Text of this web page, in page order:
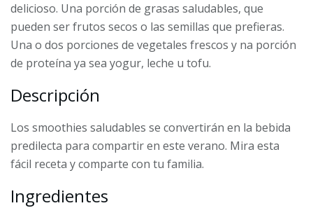
delicioso. Una porción de grasas saludables, que
pueden ser frutos secos o las semillas que prefieras.
Una o dos porciones de vegetales frescos y na porción
de proteína ya sea yogur, leche u tofu.
Descripción
Los smoothies saludables se convertirán en la bebida
predilecta para compartir en este verano. Mira esta
fácil receta y comparte con tu familia.
Ingredientes